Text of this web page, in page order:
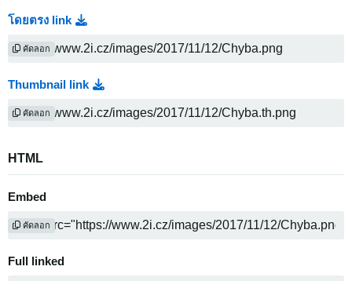
โดยตรง link
คัดลอก
Thumbnail link
คัดลอก
HTML
Embed
คัดลอก
Full linked